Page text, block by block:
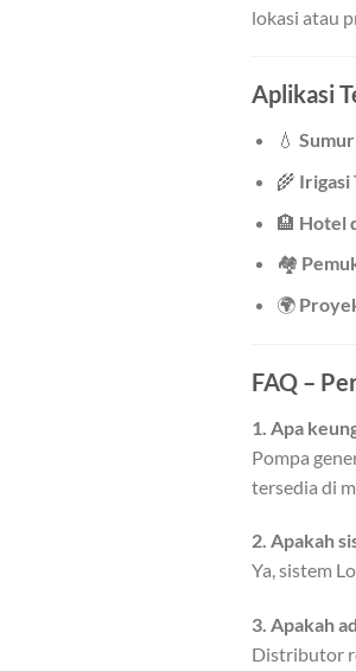
lokasi atau
Aplikasi
💧
🌾 Irigasi
🏨 Hotel
🏘️
🌍
FAQ –
1. Apa
Pompa
tersedia di
2. Apakah
Ya, sistem
3. Apakah
Distributor